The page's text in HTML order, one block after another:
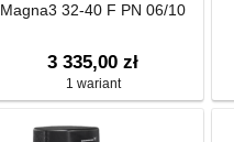
Magna3 32-40 F PN 06/10
3 335,00 zł
1 wariant